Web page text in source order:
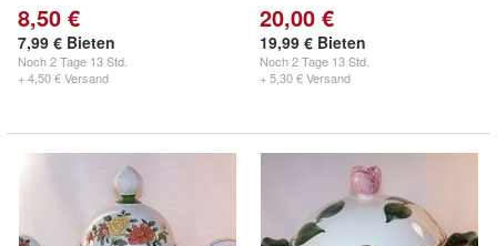
8,50 €
7,99 € Bieten
Noch2 Tage 13 Std.
+ 4,50 € Versand
20,00 €
19,99 € Bieten
Noch2 Tage 13 Std.
+ 5,30 € Versand